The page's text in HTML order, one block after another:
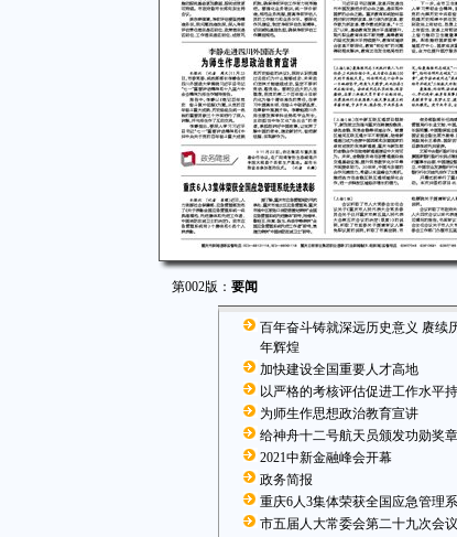
第002版： 要闻
百年奋斗铸就深远历史意义 赓续
年辉煌
加快建设全国重要人才高地
以严格的考核评估促进工作水平
为师生作思想政治教育宣讲
给神舟十二号航天员颁发功勋奖章
2021中新金融峰会开幕
政务简报
重庆6人3集体荣获全国应急管理
市五届人大常委会第二十九次会